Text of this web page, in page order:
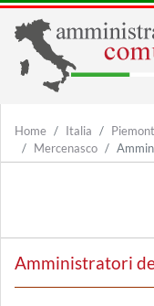
Home Italia
Mercenasco
Amministratori